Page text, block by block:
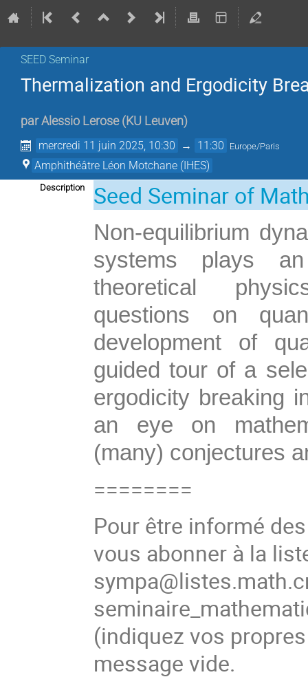
SEED Seminar
Thermalization and Ergodicity
parAlessio Lerose (KU Leuven)
mercredi 11 juin 2025, 10:30 → 11:30 Europe/Paris
Amphithéâtre Léon Motchane (IHES)
Description Seed Seminar of
Non-equilibrium
systems plays a
theoretical
questions on
development of
guidedtour of a
ergodicity breaking
an eye on
(many) conjectures
========
Pour être informé
vous abonner à la
(indiquez vos
message vide.